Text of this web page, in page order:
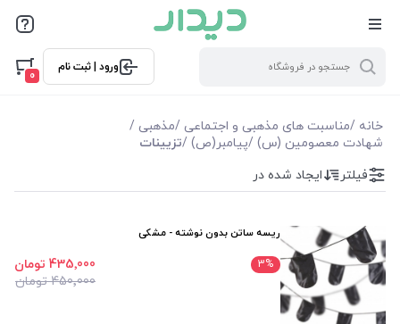
ورود | ثبت نام
0
خانه /مناسبت های مذهبی و اجتماعی /مذهبی /
شهادت معصومین (س) /پیامبر(ص) /تزیینات
فیلترها
موجودی
فیلتر ایجاد شده در
ریسه ساتن بدون نوشته - مشکی
3%
450٬000 تومان
435٬000 تومان